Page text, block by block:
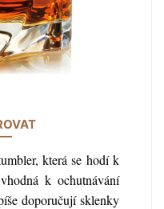
která se hodí k
k ochutnávání
doporučují sklenky